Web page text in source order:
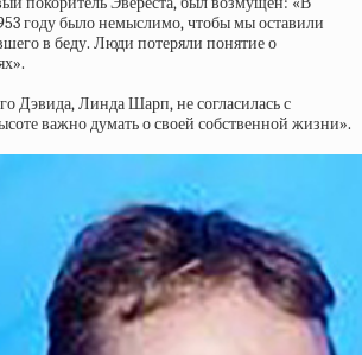
году было немыслимо, чтобы мы оставили
в беду. Люди потеряли понятие о
Дэвида, Линда Шарп, не согласилась с
важно думать о своей собственной жизни».